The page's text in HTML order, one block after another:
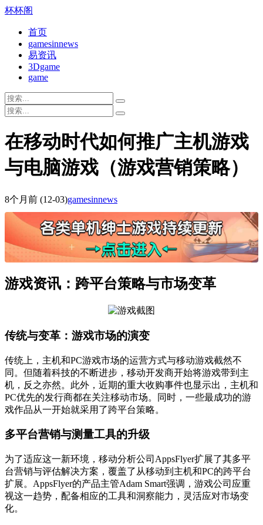
杯杯阁
首页
gamesinnews
易资讯
3Dgame
game
在移动时代如何推广主机游戏
与电脑游戏（游戏营销策略）
8个月前 (12-03)gamesinnews
游戏资讯：跨平台策略与市场变革
传统与变革：游戏市场的演变
传统上，主机和PC游戏市场的运营方式与移动游戏截然不
同。但随着科技的不断进步，移动开发商开始将游戏带到主
机，反之亦然。此外，近期的重大收购事件也显示出，主机和
PC优先的发行商都在关注移动市场。同时，一些最成功的游
戏作品从一开始就采用了跨平台策略。
多平台营销与测量工具的升级
为了适应这一新环境，移动分析公司AppsFlyer扩展了其多平
台营销与评估解决方案，覆盖了从移动到主机和PC的跨平台
扩展。AppsFlyer的产品主管Adam Smart强调，游戏公司应重
视这一趋势，配备相应的工具和洞察能力，灵活应对市场变
化。